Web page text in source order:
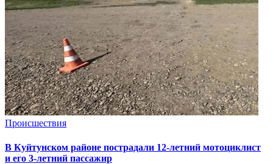
Происшествия
В Куйтунском районе пострадали 12-летний мотоциклист
и его 3-летний пассажир